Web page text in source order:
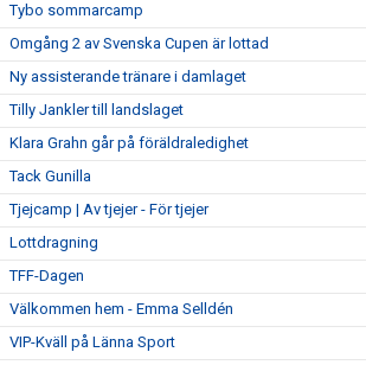
Tybo sommarcamp
Omgång 2 av Svenska Cupen är lottad
Ny assisterande tränare i damlaget
Tilly Jankler till landslaget
Klara Grahn går på föräldraledighet
Tack Gunilla
Tjejcamp | Av tjejer - För tjejer
Lottdragning
TFF-Dagen
Välkommen hem - Emma Selldén
VIP-Kväll på Länna Sport